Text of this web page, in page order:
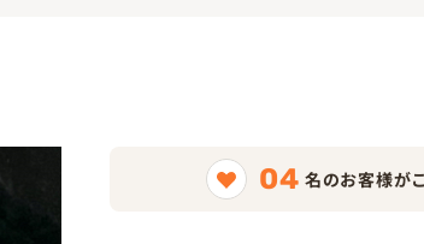
04 名のお客様が